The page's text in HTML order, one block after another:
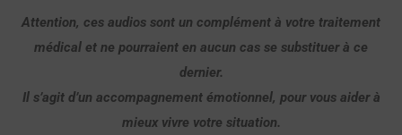
Attention, ces audios sont un complément à votre traitement
médical et ne pourraient en aucun cas se substituer à ce
dernier.
Il s’agit d’un accompagnement émotionnel, pour vous aider à
mieux vivre votre situation.